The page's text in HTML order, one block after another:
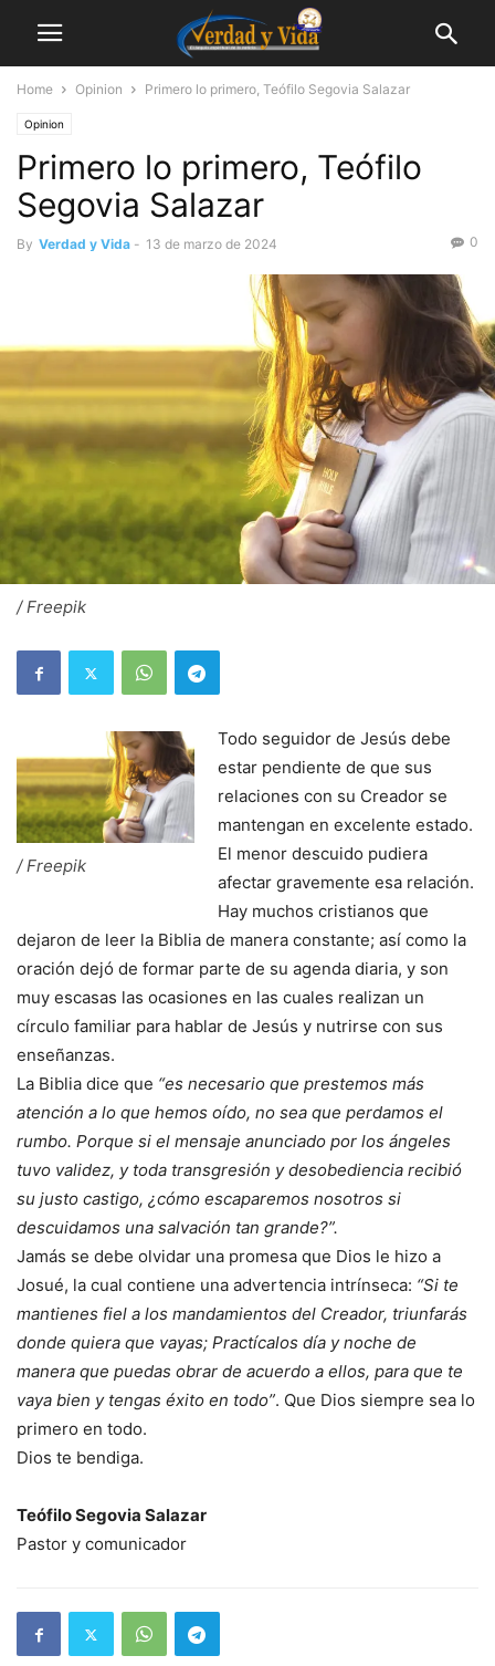
Home Opinion Primero lo primero, Teófilo Segovia Salazar
Opinion
Primero lo primero, Teófilo
Segovia Salazar
By Verdad y Vida - 13 de marzo de 2024 0
/ Freepik
/ Freepik
Todo seguidor de Jesús debe
estar pendiente de que sus
relaciones con su Creador se
mantengan en excelente estado.
El menor descuido pudiera
afectar gravemente esa relación.
Hay muchos cristianos que
dejaron de leer la Biblia de manera constante; así como la
oración dejó de formar parte de su agenda diaria, y son
muy escasas las ocasiones en las cuales realizan un
círculo familiar para hablar de Jesús y nutrirse con sus
enseñanzas.
La Biblia dice que “es necesario que prestemos más
atención a lo que hemos oído, no sea que perdamos el
rumbo. Porque si el mensaje anunciado por los ángeles
tuvo validez, y toda transgresión y desobediencia recibió
su justo castigo, ¿cómo escaparemos nosotros si
descuidamos una salvación tan grande?”.
Jamás se debe olvidar una promesa que Dios le hizo a
Josué, la cual contiene una advertencia intrínseca: “Si te
mantienes fiel a los mandamientos del Creador, triunfarás
donde quiera que vayas; Practícalos día y noche de
manera que puedas obrar de acuerdo a ellos, para que te
vaya bien y tengas éxito en todo”. Que Dios siempre sea lo
primero en todo.
Dios te bendiga.
Teófilo Segovia Salazar
Pastor y comunicador